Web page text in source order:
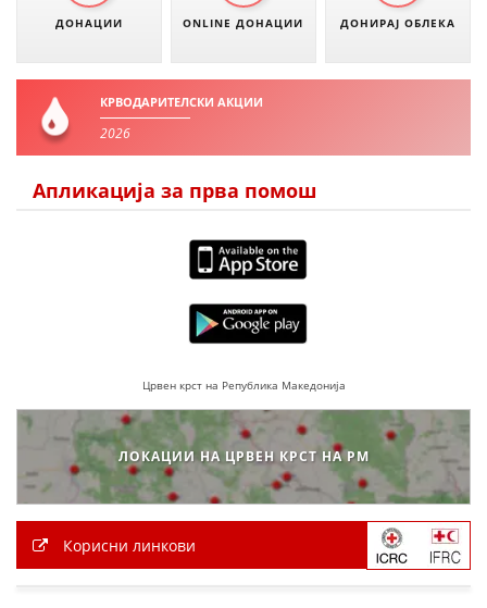
МЕЃУНАРОДНА СОРАБОТКА
ЗНАЧЕЊЕ НА СЛУЖБАТА ЗА БАРАЊЕ
ФОРМУЛАРИ ЗА БАРАЊА
ЗДРАВСТВЕНО ПРЕВЕНТИВНА ДЕЈНОСТ
ПРВА ПОМОШ
КРВОДАРИТЕЛСТВО
ИНФОРМАЦИИ ЗА БОЛЕСТИ
ЗА НАС
ДЕЈСТВУВАЊЕ
ДОНАЦИИ ONLINE ДОНАЦИИ ДОНИРАЈ ОБЛЕКА
КРВОДАРИТЕЛСКИ АКЦИИ
2026
Апликација за прва помош
Црвен крст на Република Македонија
ЛОКАЦИИ НА ЦРВЕН КРСТ НА РМ
Корисни линкови